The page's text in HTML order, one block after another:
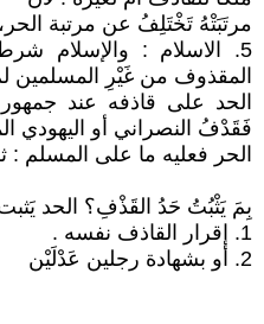
مرتَبَتْهُ تَخْتَلِفُ عن مرتبة الحر،
5. الاسلام : والإسلام
المقذوف من غَيْرِ المسلمين
الحد على قاذفه عند
فَقَدْفُ النصراني أو اليهودي
الحر فعليه ما على المسلم :
بِمَ يَثْبُتُ حَدُ القَذْفِ؟ الحد
1. إقرار القاذف نفسه .
2. أو بشهادة رجلين عَدْلَيْن